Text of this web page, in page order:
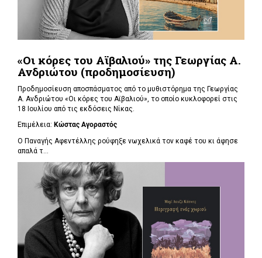
«Οι κόρες του Αϊβαλιού» της Γεωργίας Α.
Ανδριώτου (προδημοσίευση)
Προδημοσίευση αποσπάσματος από το μυθιστόρημα της Γεωργίας
Α. Ανδριώτου «Οι κόρες του Αϊβαλιού», το οποίο κυκλοφορεί στις
18 Ιουλίου από τις εκδόσεις Νίκας.
Επιμέλεια: Κώστας Αγοραστός
Ο Παναγής Αφεντέλλης ρούφηξε νωχελικά τον καφέ του κι άφησε
απαλά τ...